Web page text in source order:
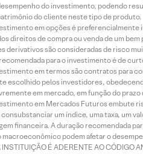
do investimento, podendo
do cliente neste tipo de produto.
em opções é preferencialmente
direitos de compra ou venda de um
derivativos são consideradas de risco
para o investimento é de
em termos são contratos para
escolhido pelos investidores,
em mercado, em função do
em Mercados Futuros embute
um índice, uma taxa, um
financeira. A duração recomendada
macroeconômico podem afetar o
INSTITUIÇÃO É ADERENTE AO CÓDIGO